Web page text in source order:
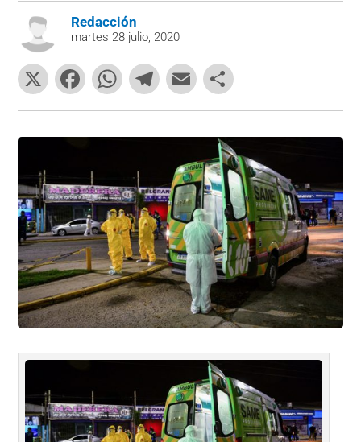
Redacción
martes 28 julio, 2020
X
F
a
c
b
o
o
k
W
h
at
A
p
p
T
el
e
gr
a
m
E
m
ai
l
o
m
p
ar
tir